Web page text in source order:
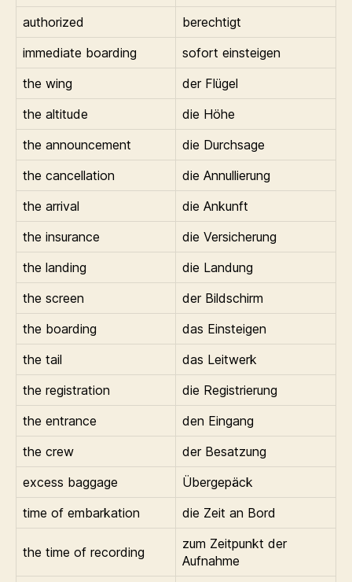
authorized
berechtigt
immediate boarding
sofort einsteigen
the wing
der Flügel
the altitude
die Höhe
the announcement
die Durchsage
the cancellation
die Annullierung
the arrival
die Ankunft
the insurance
die Versicherung
the landing
die Landung
the screen
der Bildschirm
the boarding
das Einsteigen
the tail
das Leitwerk
the registration
die Registrierung
the entrance
den Eingang
the crew
der Besatzung
excess baggage
Übergepäck
time of embarkation
die Zeit an Bord
the time of recording
zum Zeitpunkt der
Aufnahme